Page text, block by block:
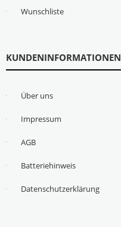
Wunschliste
KUNDENINFORMATIONEN
Über uns
Impressum
AGB
Batteriehinweis
Datenschutzerklärung